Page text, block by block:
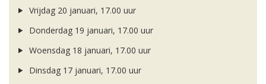
Vrijdag 20 januari, 17.00 uur
Donderdag 19 januari, 17.00 uur
Woensdag 18 januari, 17.00 uur
Dinsdag 17 januari, 17.00 uur